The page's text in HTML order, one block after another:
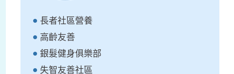
長者社區營養
高齡友善
銀髮健身俱樂部
失智友善社區